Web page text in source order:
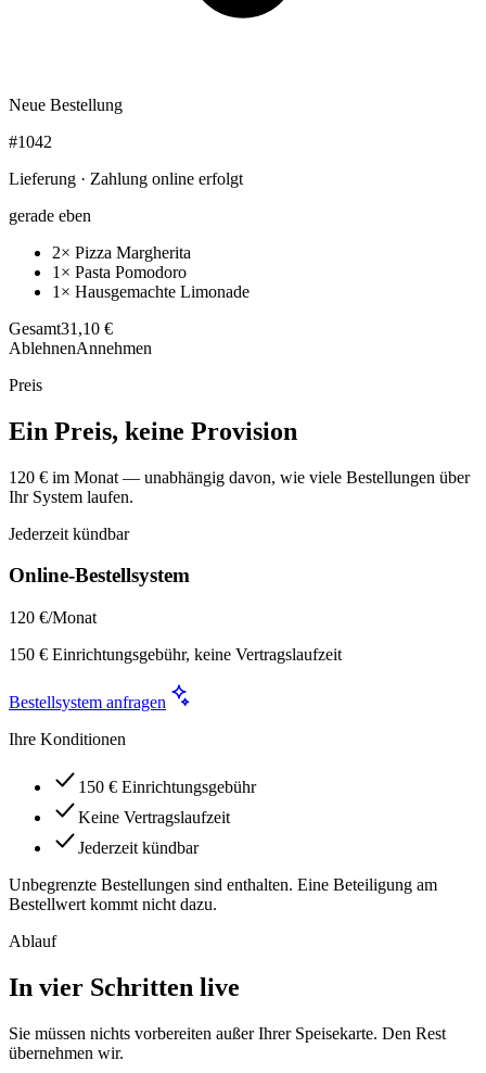
Neue Bestellung
#1042
Lieferung · Zahlung online erfolgt
gerade eben
2× Pizza Margherita
1× Pasta Pomodoro
1× Hausgemachte Limonade
Gesamt31,10 €
AblehnenAnnehmen
Preis
Ein Preis, keine Provision
120 € im Monat — unabhängig davon, wie viele Bestellungen über
Ihr System laufen.
Jederzeit kündbar
Online-Bestellsystem
120 €/Monat
150 € Einrichtungsgebühr, keine Vertragslaufzeit
Bestellsystem anfragen
Ihre Konditionen
150 € Einrichtungsgebühr
Keine Vertragslaufzeit
Jederzeit kündbar
Unbegrenzte Bestellungen sind enthalten. Eine Beteiligung am
Bestellwert kommt nicht dazu.
Ablauf
In vier Schritten live
Sie müssen nichts vorbereiten außer Ihrer Speisekarte. Den Rest
übernehmen wir.